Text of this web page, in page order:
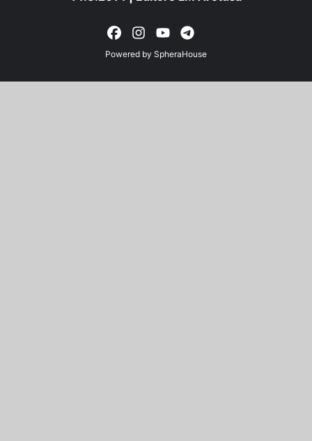
Powered by SpheraHouse